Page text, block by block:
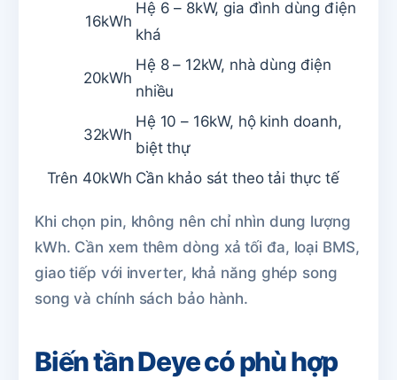
16kWh
Hệ 6 – 8kW, gia đình dùng điện
khá
20kWh
Hệ 8 – 12kW, nhà dùng điện
nhiều
32kWh
Hệ 10 – 16kW, hộ kinh doanh,
biệt thự
Trên 40kWh Cần khảo sát theo tải thực tế
Khi chọn pin, không nên chỉ nhìn dung lượng
kWh. Cần xem thêm dòng xả tối đa, loại BMS,
giao tiếp với inverter, khả năng ghép song
song và chính sách bảo hành.
Biến tần Deye có phù hợp